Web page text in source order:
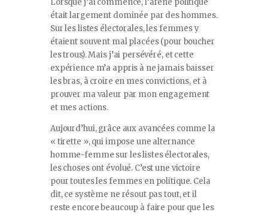
Lorsque j’ai commencé, l’arène politique
était largement dominée par des hommes.
Sur les listes électorales, les femmes y
étaient souvent mal placées (pour boucher
les trous). Mais j’ai persévéré, et cette
expérience m’a appris à ne jamais baisser
les bras, à croire en mes convictions, et à
prouver ma valeur par mon engagement
et mes actions.
Aujourd’hui, grâce aux avancées comme la
« tirette », qui impose une alternance
homme-femme sur les listes électorales,
les choses ont évolué. C’est une victoire
pour toutes les femmes en politique. Cela
dit, ce système ne résout pas tout, et il
reste encore beaucoup à faire pour que les